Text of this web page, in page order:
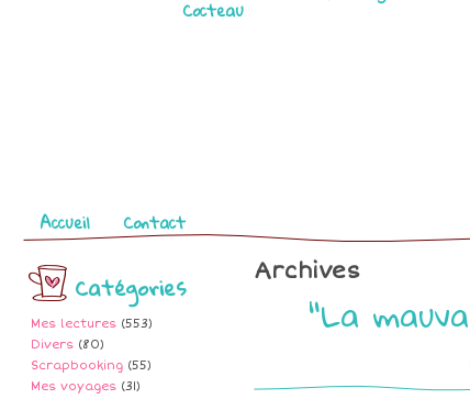
Cocteau
Pages
Accueil Contact
Catégories
Mes lectures (553)
Divers (80)
Scrapbooking (55)
Mes voyages (31)
Archives
"La